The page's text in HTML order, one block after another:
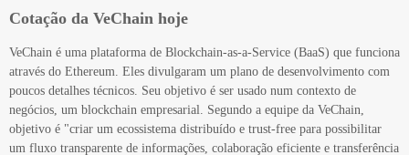
Cotação da VeChain hoje
VeChain é uma plataforma de Blockchain-as-a-Service (BaaS) que funciona
através do Ethereum. Eles divulgaram um plano de desenvolvimento com
poucos detalhes técnicos. Seu objetivo é ser usado num contexto de
negócios, um blockchain empresarial. Segundo a equipe da VeChain,
objetivo é "criar um ecossistema distribuído e trust-free para possibilitar
um fluxo transparente de informações, colaboração eficiente e transferência